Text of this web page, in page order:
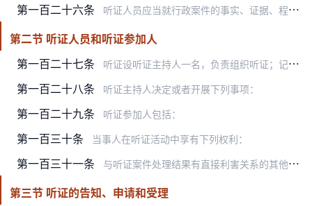
第一百二十六条 听证人员应当就行政案件的事实、证据、程序、适用法律等方面全面听取当事人陈述和申辩。
第二节 听证人员和听证参加人
第一百二十七条
听证设听证主持人一名，负责组织听证；记录员一名，负责制作听证笔录。必要时，可以设听证员一至二名，协助听证主持人进行听证。
第一百二十八条 听证主持人决定或者开展下列事项：
第一百二十九条 听证参加人包括：
第一百三十条 当事人在听证活动中享有下列权利：
第一百三十一条 与听证案件处理结果有直接利害关系的其他公民、法人或者其他组织，作为第三人申请参加听证的，应当允许。为查明案情，必要时，听证主持人也可以通知其参加听证。
第三节 听证的告知、申请和受理